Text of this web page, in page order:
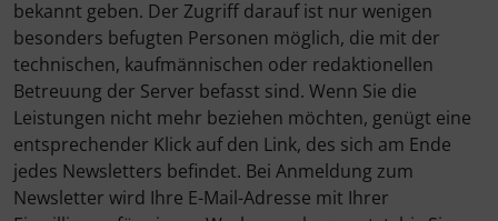
bekannt geben. Der Zugriff darauf ist nur wenigen
besonders befugten Personen möglich, die mit der
technischen, kaufmännischen oder redaktionellen
Betreuung der Server befasst sind. Wenn Sie die
Leistungen nicht mehr beziehen möchten, genügt eine
entsprechender Klick auf den Link, des sich am Ende
jedes Newsletters befindet. Bei Anmeldung zum
Newsletter wird Ihre E-Mail-Adresse mit Ihrer